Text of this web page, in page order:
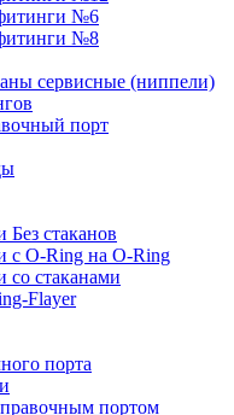
№6
№8
сервисные (ниппели)
порт
Без стаканов
с O-Ring на O-Ring
со стаканами
Flayer
порта
портом